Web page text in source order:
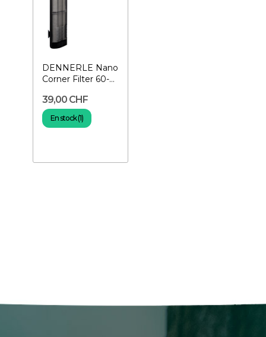
DENNERLE Nano
Corner Filter 60-
intérieur
39,00 CHF
En stock (1)